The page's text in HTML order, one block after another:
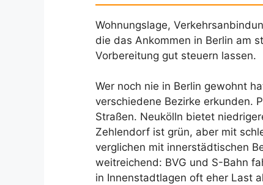
Wohnungslage,
die das Ankommen in Berlin am
Vorbereitung gut steuern lassen.
Wer noch nie in Berlin gewohnt
verschiedene Bezirke erkunden.
Straßen. Neukölln bietet
Zehlendorf ist grün, aber mit
verglichen mit innerstädtischen
weitreichend: BVG und S-Bahn
in Innenstadtlagen oft eher Last